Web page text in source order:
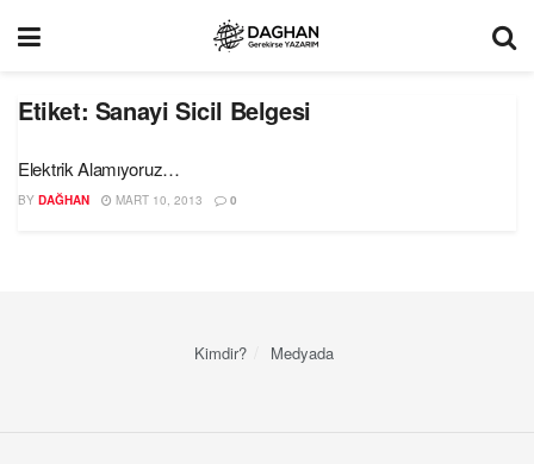
Etiket: Sanayi Sicil Belgesi
Elektrik Alamıyoruz…
BY DAĞHAN MART 10, 2013 0
Kimdir? Medyada